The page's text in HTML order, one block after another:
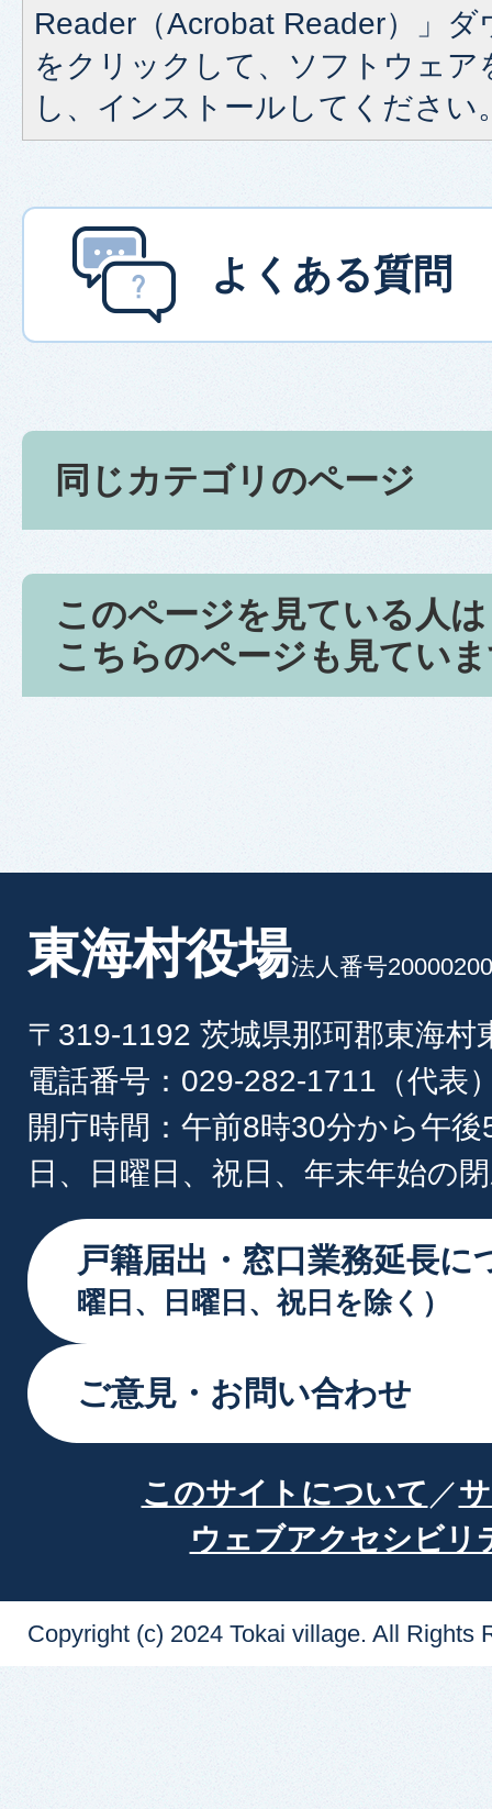
Reader（Acrobat Reader）」
をクリックして、ソフトウェア
し、インストールしてください
よくある質問
同じカテゴリのページ
このページを見ている人は
こちらのページも見てい
東海村役場法人番号
〒319-1192 茨城県那珂郡東海村
電話番号：029-282-1711（代表
開庁時間：午前8時30分から午
日、日曜日、祝日、年末年始の
戸籍届出・窓口業務延長に
曜日、日曜日、祝日を除く）
ご意見・お問い合わせ
このサイトについて
ウェブアクセシビリ
Copyright (c) 2024 Tokai village. All Rights